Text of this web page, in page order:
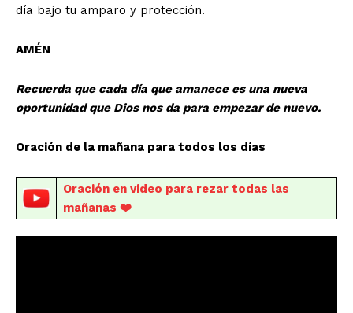
día bajo tu amparo y protección.
AMÉN
Recuerda que cada día que amanece es una nueva
oportunidad que Dios nos da para empezar de nuevo.
Oración de la mañana para todos los días
Oración en video para rezar todas las
mañanas ❤️